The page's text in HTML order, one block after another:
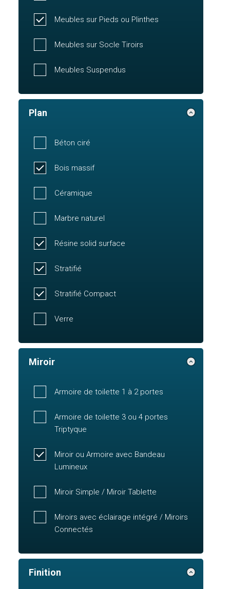
Meubles sur Pieds ou Plinthes
Meubles sur Socle Tiroirs
Meubles Suspendus
Plan
Béton ciré
Bois massif
Céramique
Marbre naturel
Résine solid surface
Stratifié
Stratifié Compact
Verre
Miroir
Armoire de toilette 1 à 2 portes
Armoire de toilette 3 ou 4 portes
Triptyque
Miroir ou Armoire avec Bandeau
Lumineux
Miroir Simple / Miroir Tablette
Miroirs avec éclairage intégré / Miroirs
Connectés
Finition